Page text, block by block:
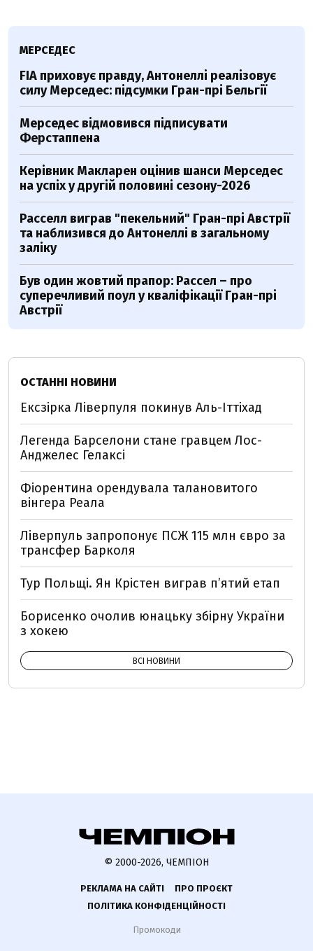
МЕРСЕДЕС
FIA приховує правду, Антонеллі реалізовує
силу Мерседес: підсумки Гран-прі Бельгії
Мерседес відмовився підписувати
Ферстаппена
Керівник Макларен оцінив шанси Мерседес
на успіх у другій половині сезону-2026
Расселл виграв "пекельний" Гран-прі Австрії
та наблизився до Антонеллі в загальному
заліку
Був один жовтий прапор: Рассел – про
суперечливий поул у кваліфікації Гран-прі
Австрії
ОСТАННІ НОВИНИ
Ексзірка Ліверпуля покинув Аль-Іттіхад
Легенда Барселони стане гравцем Лос-
Анджелес Гелаксі
Фіорентина орендувала талановитого
вінгера Реала
Ліверпуль запропонує ПСЖ 115 млн євро за
трансфер Барколя
Тур Польщі. Ян Крістен виграв п’ятий етап
Борисенко очолив юнацьку збірну України
з хокею
ВСІ НОВИНИ
© 2000-2026, ЧЕМПІОН
РЕКЛАМА НА САЙТІ
ПРО ПРОЄКТ
ПОЛІТИКА КОНФІДЕНЦІЙНОСТІ
Промокоди